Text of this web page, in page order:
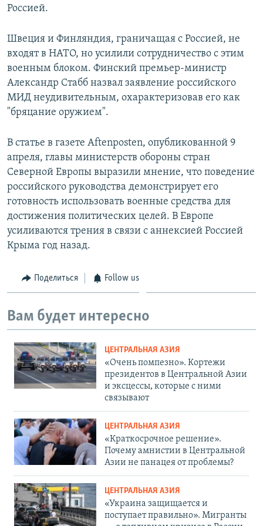
Россией.
Швеция и Финляндия, граничащая с Россией, не
входят в НАТО, но усилили сотрудничество с этим
военным блоком. Финский премьер-министр
Александр Стабб назвал заявление российского
МИД неудивительным, охарактеризовав его как
"бряцание оружием".
В статье в газете Aftenposten, опубликованной 9
апреля, главы министерств обороны стран
Северной Европы выразили мнение, что поведение
российского руководства демонстрирует его
готовность использовать военные средства для
достижения политических целей. В Европе
усиливаются трения в связи с аннексией Россией
Крыма год назад.
Поделиться Follow us
Вам будет интересно
ЦЕНТРАЛЬНАЯ АЗИЯ
«Очень помпезно». Кортежи
президентов в Центральной Азии
и эксцессы, которые с ними
связывают
ЦЕНТРАЛЬНАЯ АЗИЯ
«Краткосрочное решение».
Почему амнистии в Центральной
Азии не панацея от проблемы?
ЦЕНТРАЛЬНАЯ АЗИЯ
«Украина защищается и
поступает правильно». Мигранты